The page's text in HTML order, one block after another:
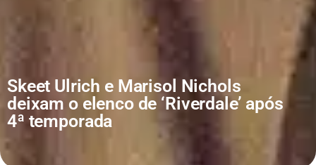
Skeet Ulrich e Marisol Nichols
deixam o elenco de ‘Riverdale’ após
4ª temporada